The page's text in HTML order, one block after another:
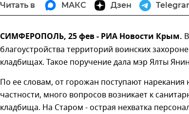
Читать в МАКС Дзен
СИМФЕРОПОЛЬ, 25 фев - РИА Новости Крым.
благоустройства территорий воинских
кладбищах. Такое поручение дала мэр Ялты
По ее словам, от горожан поступают
частности, много вопросов возникает к
кладбища. На Старом - острая нехватка